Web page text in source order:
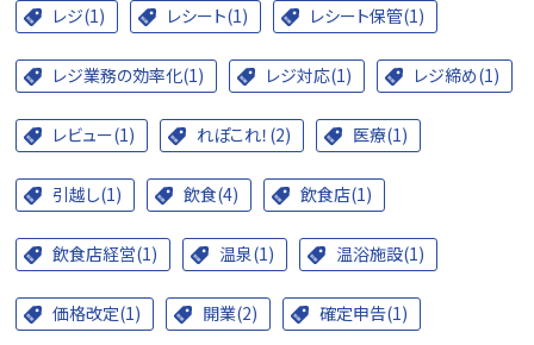
レジ(1) レシート(1) レシート保管(1)
レジ業務の効率化(1) レジ対応(1) レジ締め(1)
レビュー(1) れぽこれ！(2) 医療(1)
引越し(1) 飲食(4) 飲食店(1)
飲食店経営(1) 温泉(1) 温浴施設(1)
価格改定(1) 開業(2) 確定申告(1)